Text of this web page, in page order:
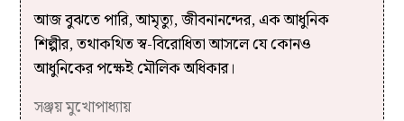
আজ বুঝতে পারি, আমৃত্যু, জীবনানন্দের, এক আধুনিক
শিল্পীর, তথাকথিত স্ব-বিরোধিতা আসলে যে কোনও
আধুনিকের পক্ষেই মৌলিক অধিকার।
সঞ্জয় মুখোপাধ্যায়